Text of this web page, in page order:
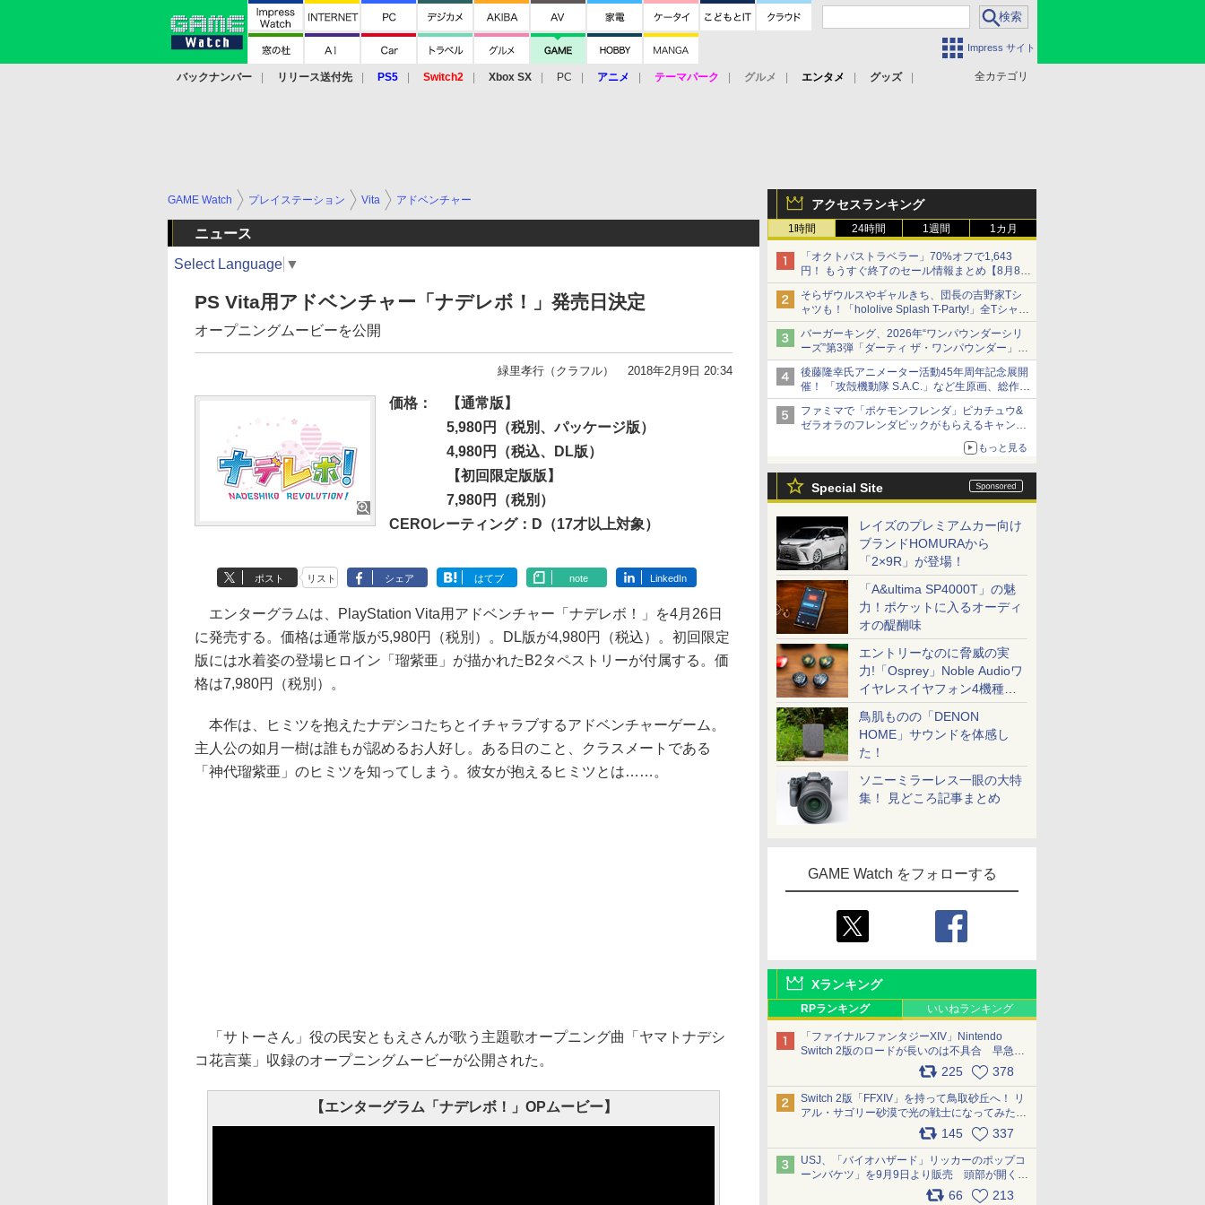
Impress サイト
全カテゴリ
バックナンバー リリース送付先 PS5 Switch2 Xbox SX PC アニメ テーマパーク グルメ エンタメ
グッズ
アクセスランキング
1時間 24時間 1週間 1カ月
「オクトパストラベラー」70%オフで1,643
円！ もうすぐ終了のセール情報まとめ【8月8日
更新】
ニンテンドーeショップでは「大神 絶景版」が
67%オフで990円
そらザウルスやギャルきち、団長の吉野家Tシ
ャツも！「hololive Splash T-Party!」全Tシャツ
ラインナップ公開＆オンライン販売開始
バーガーキング、2026年“ワンパウンダーシリ
ーズ”第3弾「ダーティ ザ・ワンパウンダー」を
8月7日発売
「特製ガーリックマヨソース」を使用した超大
型チーズバーガー
後藤隆幸氏アニメーター活動45年周年記念展開
催！ 「攻殻機動隊 S.A.C.」など生原画、総作画
監督修正が展示
ファミマで「ポケモンフレンダ」ピカチュウ&
ゼラオラのフレンダピックがもらえるキャンペ
もっと見る
Special Site
レイズのプレミアムカー向け
ブランドHOMURAから
「2×9R」が登場！
「A&ultima SP4000T」の魅
力！ポケットに入るオーディ
オの醍醐味
エントリーなのに脅威の実
力!「Osprey」Noble Audioワ
イヤレスイヤフォン4機種を
一気に聴く
鳥肌ものの「DENON
HOME」サウンドを体感し
た！
ソニーミラーレス一眼の大特
集！ 見どころ記事まとめ
GAME Watch をフォローする
Xランキング
RPランキング いいねランキング
「ファイナルファンタジーXIV」Nintendo
Switch 2版のロードが長いのは不具合 早急に
アップデートできるよう対応中225 378
Switch 2版「FFXIV」を持って鳥取砂丘へ！ リ
アル・サゴリー砂漠で光の戦士になってみた
145 337
USJ、「バイオハザード」リッカーのポップコ
ーンバケツ」を9月9日より販売 頭部が開く仕
組み。味は恐怖を堪のう「味噌フレーバー」
66 213
GAME Watch プレイステーション Vita アドベンチャー
ニュース
Select Language ▼
PS Vita用アドベンチャー「ナデレボ！」発売日決定
オープニングムービーを公開
緑里孝行（クラフル） 2018年2月9日 20:34
価格：
【通常版】
5,980円（税別、パッケージ版）
4,980円（税込、DL版）
【初回限定版版】
7,980円（税別）
CEROレーティング：D（17才以上対象）
ポスト リスト シェア はてブ note LinkedIn
エンターグラムは、PlayStation Vita用アドベンチャー「ナデレボ！」を4月26日
に発売する。価格は通常版が5,980円（税別）。DL版が4,980円（税込）。初回限定
版には水着姿の登場ヒロイン「瑠紫亜」が描かれたB2タペストリーが付属する。価
格は7,980円（税別）。
本作は、ヒミツを抱えたナデシコたちとイチャラブするアドベンチャーゲーム。
主人公の如月一樹は誰もが認めるお人好し。ある日のこと、クラスメートである
「神代瑠紫亜」のヒミツを知ってしまう。彼女が抱えるヒミツとは……。
「サトーさん」役の民安ともえさんが歌う主題歌オープニング曲「ヤマトナデシ
コ花言葉」収録のオープニングムービーが公開された。
【エンターグラム「ナデレボ！」OPムービー】